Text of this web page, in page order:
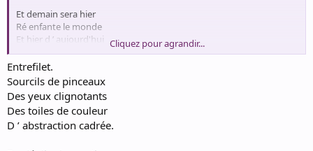
Et demain sera hier
Ré enfante le monde
Et hier d ’ aujourd'hui
Plurielle invitation
Propose extrémité
Allonger le regard
Féconde la beauté.
Cliquez pour agrandir...
Entrefilet.
Sourcils de pinceaux
Des yeux clignotants
Des toiles de couleur
D ’ abstraction cadrée.